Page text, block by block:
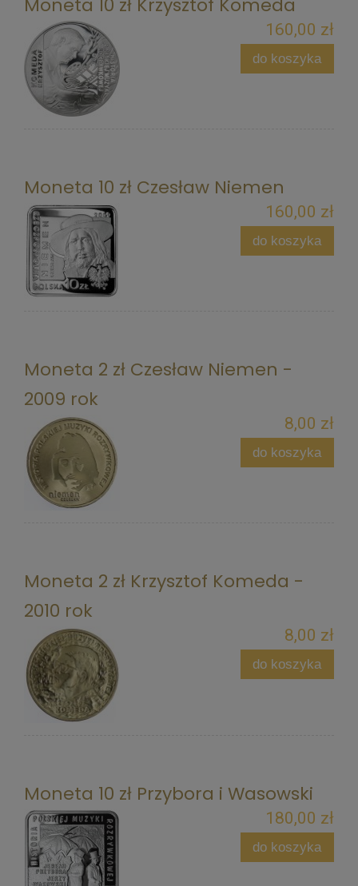
Moneta 10 zł Krzysztof Komeda
160,00 zł
do koszyka
Moneta 10 zł Czesław Niemen
160,00 zł
do koszyka
Moneta 2 zł Czesław Niemen -
2009 rok
8,00 zł
do koszyka
Moneta 2 zł Krzysztof Komeda -
2010 rok
8,00 zł
do koszyka
Moneta 10 zł Przybora i Wasowski
180,00 zł
do koszyka